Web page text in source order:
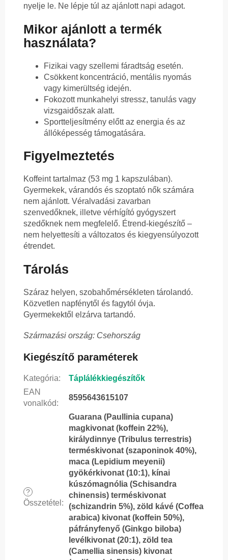
nyelje le. Ne lépje túl az ajánlott napi adagot.
Mikor ajánlott a termék
használata?
Fizikai vagy szellemi fáradtság esetén.
Csökkent koncentráció, mentális nyomás
vagy kimerültség idején.
Fokozott munkahelyi stressz, tanulás vagy
vizsgaidőszak alatt.
Sportteljesítmény előtt az energia és az
állóképesség támogatására.
Figyelmeztetés
Koffeint tartalmaz (53 mg 1 kapszulában).
Gyermekek, várandós és szoptató nők számára
nem ajánlott. Véralvadási zavarban
szenvedőknek, illetve vérhígító gyógyszert
szedőknek nem megfelelő. Étrend-kiegészítő –
nem helyettesíti a változatos és kiegyensúlyozott
étrendet.
Tárolás
Száraz helyen, szobahőmérsékleten tárolandó.
Közvetlen napfénytől és fagytól óvja.
Gyermekektől elzárva tartandó.
Származási ország: Csehország
Kiegészítő paraméterek
Kategória:
Táplálékkiegészítők
EAN
vonalkód:
8595643615107
?
Összetétel :
Guarana (Paullinia cupana)
magkivonat (koffein 22%),
királydinnye (Tribulus terrestris)
terméskivonat (szaponinok 40%),
maca (Lepidium meyenii)
gyökérkivonat (10:1), kínai
kúszómagnólia (Schisandra
chinensis) terméskivonat
(schizandrin 5%), zöld kávé (Coffea
arabica) kivonat (koffein 50%),
páfrányfenyő (Ginkgo biloba)
levélkivonat (20:1), zöld tea
(Camellia sinensis) kivonat